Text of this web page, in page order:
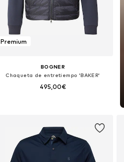
Premium
BOGNER
Chaqueta de entretiempo 'BAKER'
495,00€